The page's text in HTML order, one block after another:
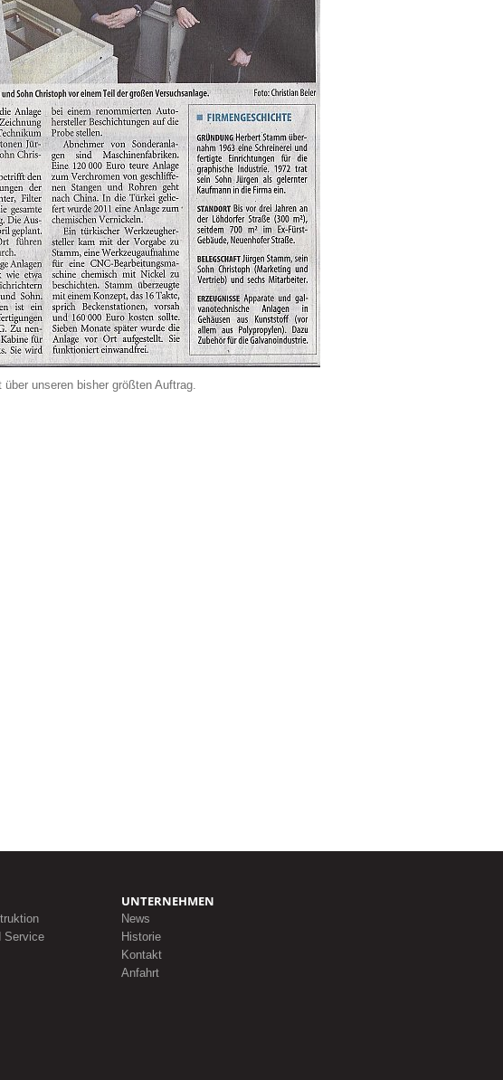
unseren bisher größten Auftrag.
Service
UNTERNEHMEN
News
Historie
Kontakt
Anfahrt